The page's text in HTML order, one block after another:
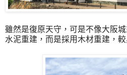
雖然是復原天守，可是不像大阪
水泥重建，而是採用木材重建，較